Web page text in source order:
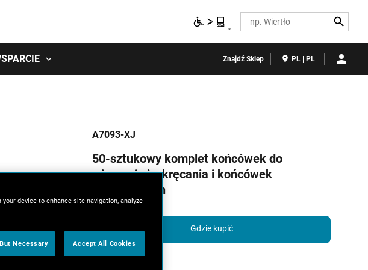
Search
Znajdź Sklep PL | PL
A7093-XJ
50-sztukowy komplet końcówek do
wiercenia i wkręcania i końcówek
nasadkowych
Gdzie kupić
device to enhance site navigation, analyze
Necessary Accept All Cookies